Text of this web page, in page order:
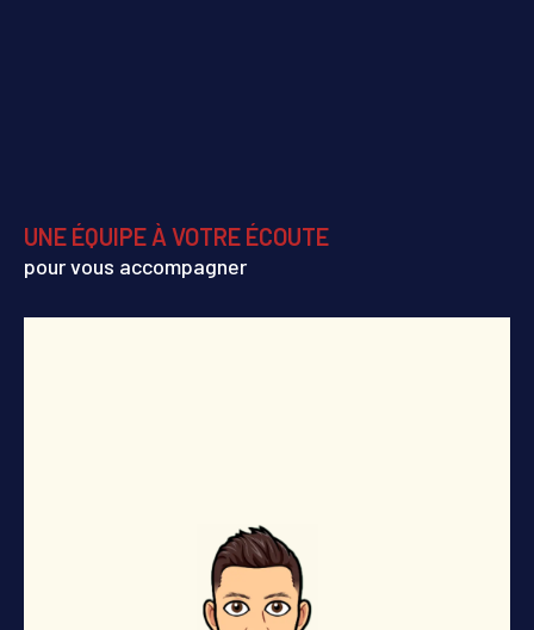
UNE ÉQUIPE À VOTRE ÉCOUTE
pour vous accompagner